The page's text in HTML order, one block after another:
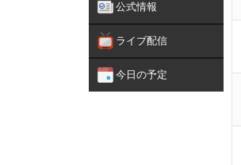
公式情報
ライブ配信
今日の予定